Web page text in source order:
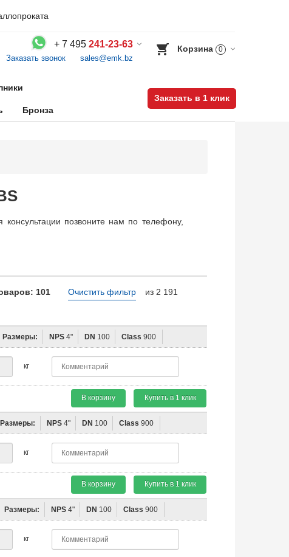
+ 7 495 241-23-63
Заказать звонок sales@emk.bz
Корзина 0
Бронза
Заказать в 1 клик
позвоните нам по телефону,
101 из 2 191
Очистить фильтр
Размеры: NPS 4" DN 100 Class 900
кг
В корзину Купить в 1 клик
Размеры: NPS 4" DN 100 Class 900
кг
В корзину Купить в 1 клик
Размеры: NPS 4" DN 100 Class 900
кг